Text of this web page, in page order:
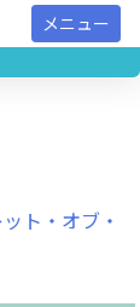
メニュー
ト・オブ・